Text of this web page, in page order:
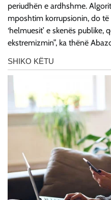
periudhën e ardhshme.
mposhtim korrupsionin, do
‘helmuesit’ e skenës
ekstremizmin”, ka thënë